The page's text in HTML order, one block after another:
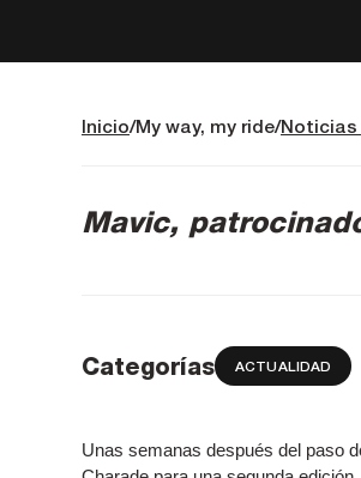
Inicio My way, my ride Noticias
Mavic,
Categorías ACTUALIDAD
Unas semanas después del paso